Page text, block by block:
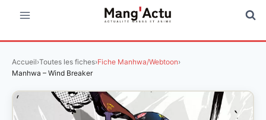
contenu
Accueil›Toutes les fiches›Fiche Manhwa/Webtoon›
Manhwa – Wind Breaker